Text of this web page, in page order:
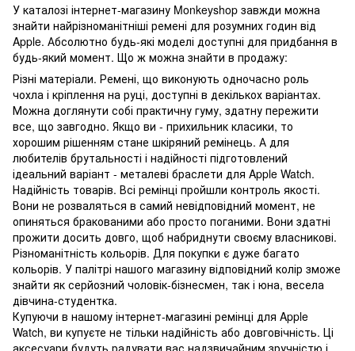
У каталозі інтернет-магазину Monkeyshop завжди можна
знайти найрізноманітніші ремені для розумних годин від
Apple. Абсолютно будь-які моделі доступні для придбання в
будь-який момент. Що ж можна знайти в продажу:
Різні матеріали. Ремені, що виконують одночасно роль
чохла і кріплення на руці, доступні в декількох варіантах.
Можна доглянути собі практичну гуму, здатну пережити
все, що завгодно. Якщо ви - прихильник класики, то
хорошим рішенням стане шкіряний ремінець. А для
любителів брутальності і надійності підготовлений
ідеальний варіант - металеві браслети для Apple Watch.
Надійність товарів. Всі ремінці пройшли контроль якості.
Вони не розваляться в самий невідповідний момент, не
опиняться бракованими або просто поганими. Вони здатні
прожити досить довго, щоб набриднути своєму власникові.
Різноманітність кольорів. Для покупки є дуже багато
кольорів. У палітрі нашого магазину відповідний колір зможе
знайти як серйозний чоловік-бізнесмен, так і юна, весела
дівчина-студентка.
Купуючи в нашому інтернет-магазині ремінці для Apple
Watch, ви купуєте не тільки надійність або довговічність. Ці
аксесуари будуть радувати вас надзвичайним зручністю і